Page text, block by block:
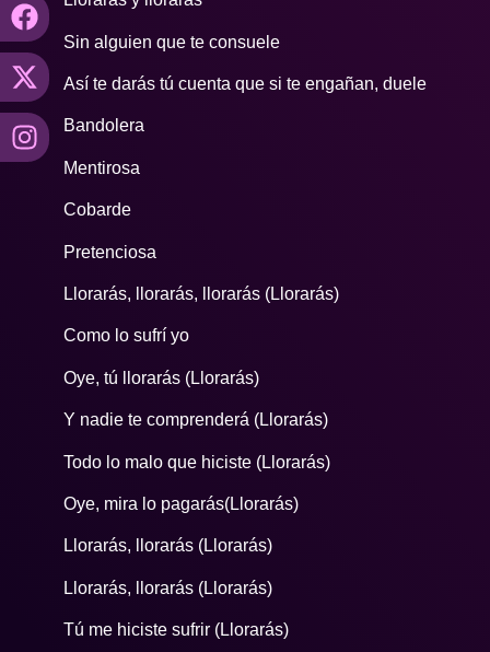
Sin alguien que te consuele
Así te darás tú cuenta que si te engañan, duele
Bandolera
Mentirosa
Cobarde
Pretenciosa
Llorarás, llorarás, llorarás (Llorarás)
Como lo sufrí yo
Oye, tú llorarás (Llorarás)
Y nadie te comprenderá (Llorarás)
Todo lo malo que hiciste (Llorarás)
Oye, mira lo pagarás(Llorarás)
Llorarás, llorarás (Llorarás)
Llorarás, llorarás (Llorarás)
Tú me hiciste sufrir (Llorarás)